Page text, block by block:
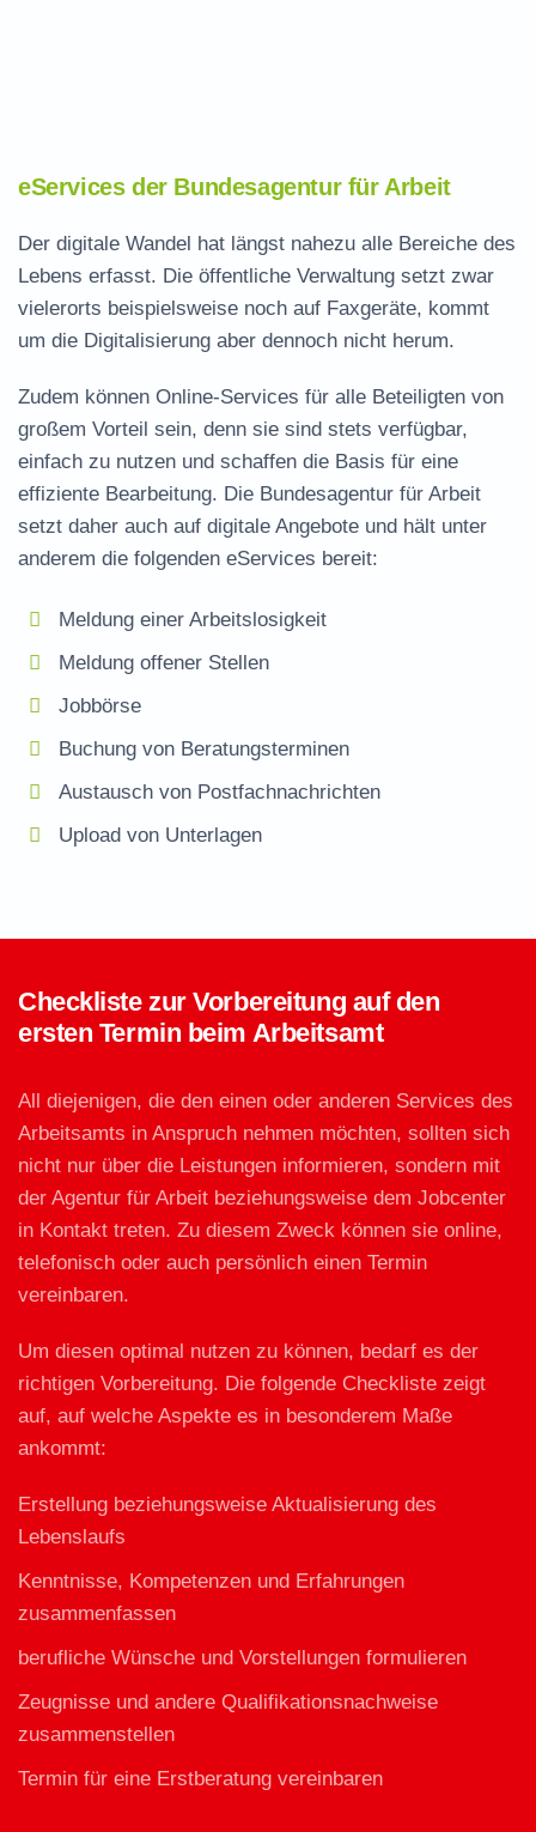
eServices der Bundesagentur für Arbeit
Der digitale Wandel hat längst nahezu alle Bereiche des
Lebens erfasst. Die öffentliche Verwaltung setzt zwar
vielerorts beispielsweise noch auf Faxgeräte, kommt
um die Digitalisierung aber dennoch nicht herum.
Zudem können Online-Services für alle Beteiligten von
großem Vorteil sein, denn sie sind stets verfügbar,
einfach zu nutzen und schaffen die Basis für eine
effiziente Bearbeitung. Die Bundesagentur für Arbeit
setzt daher auch auf digitale Angebote und hält unter
anderem die folgenden eServices bereit:
Meldung einer Arbeitslosigkeit
Meldung offener Stellen
Jobbörse
Buchung von Beratungsterminen
Austausch von Postfachnachrichten
Upload von Unterlagen
Checkliste zur Vorbereitung auf den
ersten Termin beim Arbeitsamt
All diejenigen, die den einen oder anderen Services des
Arbeitsamts in Anspruch nehmen möchten, sollten sich
nicht nur über die Leistungen informieren, sondern mit
der Agentur für Arbeit beziehungsweise dem Jobcenter
in Kontakt treten. Zu diesem Zweck können sie online,
telefonisch oder auch persönlich einen Termin
vereinbaren.
Um diesen optimal nutzen zu können, bedarf es der
richtigen Vorbereitung. Die folgende Checkliste zeigt
auf, auf welche Aspekte es in besonderem Maße
ankommt:
Erstellung beziehungsweise Aktualisierung des
Lebenslaufs
Kenntnisse, Kompetenzen und Erfahrungen
zusammenfassen
berufliche Wünsche und Vorstellungen formulieren
Zeugnisse und andere Qualifikationsnachweise
zusammenstellen
Termin für eine Erstberatung vereinbaren